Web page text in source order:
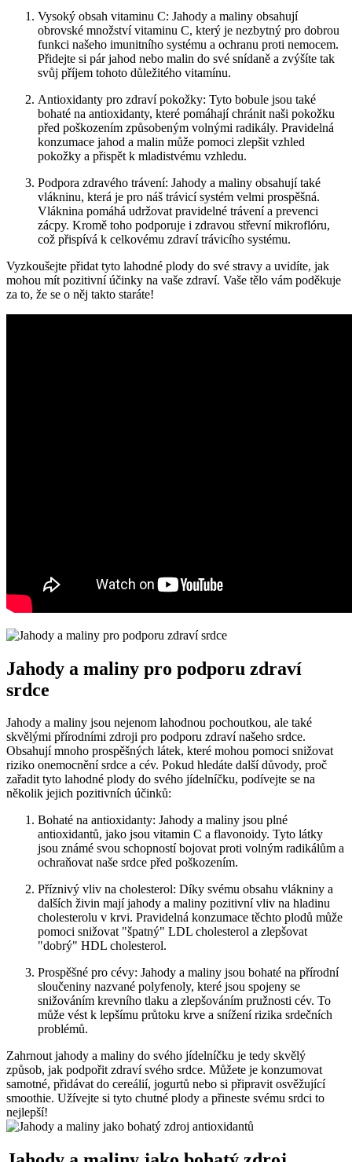
Vysoký obsah vitaminu C: Jahody a maliny obsahují
obrovské množství vitaminu C, který je nezbytný pro dobrou
funkci našeho imunitního systému a ochranu proti nemocem.
Přidejte si pár jahod nebo malin do své snídaně a zvýšíte tak
svůj příjem tohoto důležitého vitamínu.
Antioxidanty pro zdraví pokožky: Tyto bobule jsou také
bohaté na antioxidanty, které pomáhají chránit naši pokožku
před poškozením způsobeným volnými radikály. Pravidelná
konzumace jahod a malin může pomoci zlepšit vzhled
pokožky a přispět k mladistvému vzhledu.
Podpora zdravého trávení: Jahody a maliny obsahují také
vlákninu, která je pro náš trávicí systém velmi prospěšná.
Vláknina pomáhá udržovat pravidelné trávení a prevenci
zácpy. Kromě toho podporuje i zdravou střevní mikroflóru,
což přispívá k celkovému zdraví trávicího systému.
Vyzkoušejte přidat tyto lahodné plody do své stravy a uvidíte, jak
mohou mít pozitivní účinky na vaše zdraví. Vaše tělo vám poděkuje
za to, že se o něj takto staráte!
Jahody a maliny pro podporu zdraví
srdce
Jahody a maliny jsou nejenom lahodnou pochoutkou, ale také
skvělými přírodními zdroji pro podporu zdraví našeho srdce.
Obsahují mnoho prospěšných látek, které mohou pomoci snižovat
riziko onemocnění srdce a cév. Pokud hledáte další důvody, proč
zařadit tyto lahodné plody do svého jídelníčku, podívejte se na
několik jejich pozitivních účinků:
Bohaté na antioxidanty: Jahody a maliny jsou plné
antioxidantů, jako jsou vitamin C a flavonoidy. Tyto látky
jsou známé svou schopností bojovat proti volným radikálům a
ochraňovat naše srdce před poškozením.
Příznivý vliv na cholesterol: Díky svému obsahu vlákniny a
dalších živin mají jahody a maliny pozitivní vliv na hladinu
cholesterolu v krvi. Pravidelná konzumace těchto plodů může
pomoci snižovat "špatný" LDL cholesterol a zlepšovat
"dobrý" HDL cholesterol.
Prospěšné pro cévy: Jahody a maliny jsou bohaté na přírodní
sloučeniny nazvané polyfenoly, které jsou spojeny se
snižováním krevního tlaku a zlepšováním pružnosti cév. To
může vést k lepšímu průtoku krve a snížení rizika srdečních
problémů.
Zahrnout jahody a maliny do svého jídelníčku je tedy skvělý
způsob, jak podpořit zdraví svého srdce. Můžete je konzumovat
samotné, přidávat do cereálií, jogurtů nebo si připravit osvěžující
smoothie. Užívejte si tyto chutné plody a přineste svému srdci to
nejlepší!